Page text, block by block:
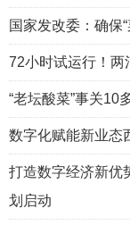
国家发改委：确保
72小时试运行！两
“老坛酸菜”事关10
数字化赋能新业态
打造数字经济新优
划启动